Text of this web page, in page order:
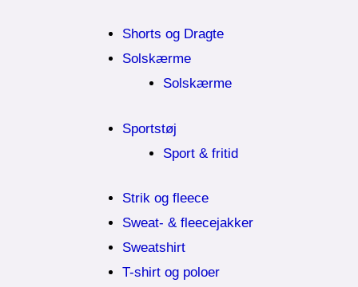
Shorts og Dragte
Solskærme
Solskærme
Sportstøj
Sport & fritid
Strik og fleece
Sweat- & fleecejakker
Sweatshirt
T-shirt og poloer